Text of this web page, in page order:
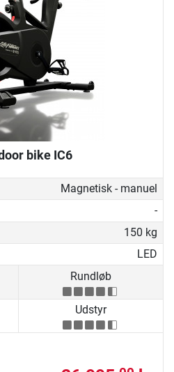
bike IC6
Magnetisk - manuel
-
150 kg
LED
Rundløb
Udstyr